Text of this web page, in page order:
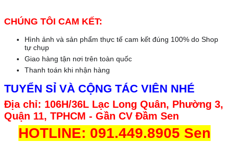
CHÚNG TÔI CAM KẾT:
Hình ảnh và sản phẩm thực tế cam kết đúng 100% do Shop
tự chụp
Giao hàng tận nơi trên toàn quốc
Thanh toán khi nhận hàng
TUYỂN SỈ VÀ CỘNG TÁC VIÊN NHÉ
Địa chỉ: 106H/36L Lạc Long Quân, Phường 3,
Quận 11, TPHCM - Gần CV Đầm Sen
HOTLINE: 091.449.8905 Sen